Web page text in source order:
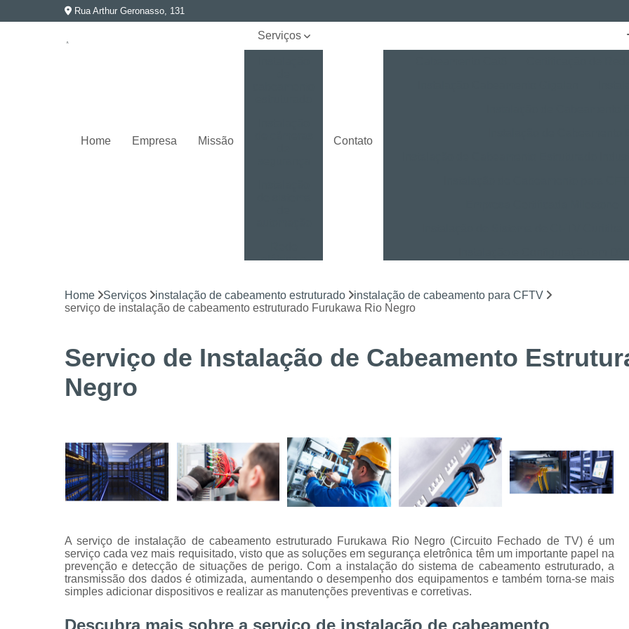
Rua Arthur Geronasso, 131
Home Empresa Missão
Serviços
elétrica e
Segurança
eletrônica
de câmeras
de
Contato
Instalação LPR para CFTV
Alarme de Incêndio BOSCH Curitiba
Instalação e Manutenção de Catracas
Integração de Sistema de Controle
Instalação de Energia Solar
Manutenção de Energia Solar Curitiba
Projeto e Instalação de SPDA
Alarme de Intrusão BOSCH
Alarme
Home Serviços instalação de cabeamento estruturado
instalação de cabeamento para CFTV
serviço de instalação de cabeamento estruturado Furukawa Rio Negro
Serviço de Instalação de Cabeamento
Negro
A serviço de instalação de cabeamento estruturado Furukawa Rio Negro (Circuito Fechado de TV) é um
serviço cada vez mais requisitado, visto que as soluções em segurança eletrônica têm um importante papel na
prevenção e detecção de situações de perigo. Com a instalação do sistema de cabeamento estruturado, a
transmissão dos dados é otimizada, aumentando o desempenho dos equipamentos e também torna-se mais
simples adicionar dispositivos e realizar as manutenções preventivas e corretivas.
Descubra mais sobre a serviço de instalação de cabeamento